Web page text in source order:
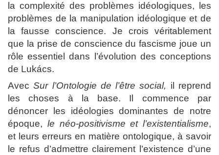
la complexité des problèmes idéologiques, les
problèmes de la manipulation idéologique et de
la fausse conscience. Je crois véritablement
que la prise de conscience du fascisme joue un
rôle essentiel dans l’évolution des conceptions
de Lukács.
AvecSur l’Ontologie de l’être social, il reprend
les choses à la base. Il commence par
dénoncer les idéologies dominantes de notre
époque, le néo-positivisme et l’existentialisme,
et leurs erreurs en matière ontologique, à savoir
le refus d’admettre clairement l’existence d’une